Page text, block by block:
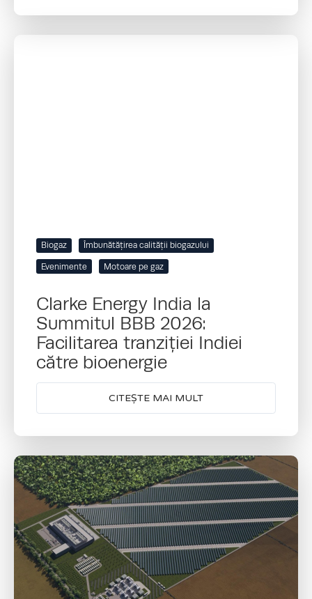
Biogaz Îmbunătățirea calității biogazului
Evenimente Motoare pe gaz
Clarke Energy India la
Summitul BBB 2026:
Facilitarea tranziției Indiei
către bioenergie
CITEȘTE MAI MULT